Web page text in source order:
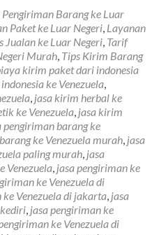
Barang ke Luar
Paket ke Luar Negeri, Layanan
Jualan ke Luar Negeri, Tarif
Murah, Tips Kirim Barang
kirim paket dari indonesia
ke Venezuela,
, jasa kirim herbal ke
ke Venezuela, jasa kirim
pengiriman barang ke
ke Venezuela murah, jasa
paling murah, jasa
Venezuela, jasa pengiriman ke
ke Venezuela di
Venezuela di jakarta, jasa
, jasa pengiriman ke
ke Venezuela di